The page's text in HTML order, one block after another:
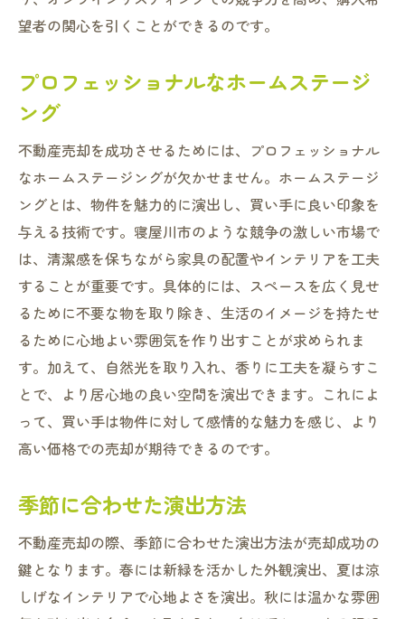
望者の関心を引くことができるのです。
プロフェッショナルなホームステージ
ング
不動産売却を成功させるためには、プロフェッショナル
なホームステージングが欠かせません。ホームステージ
ングとは、物件を魅力的に演出し、買い手に良い印象を
与える技術です。寝屋川市のような競争の激しい市場で
は、清潔感を保ちながら家具の配置やインテリアを工夫
することが重要です。具体的には、スペースを広く見せ
るために不要な物を取り除き、生活のイメージを持たせ
るために心地よい雰囲気を作り出すことが求められま
す。加えて、自然光を取り入れ、香りに工夫を凝らすこ
とで、より居心地の良い空間を演出できます。これによ
って、買い手は物件に対して感情的な魅力を感じ、より
高い価格での売却が期待できるのです。
季節に合わせた演出方法
不動産売却の際、季節に合わせた演出方法が売却成功の
鍵となります。春には新緑を活かした外観演出、夏は涼
しげなインテリアで心地よさを演出。秋には温かな雰囲